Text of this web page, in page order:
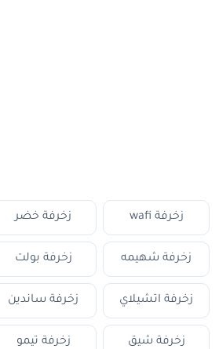
زخرفة wafi زخرفة خضر
زخرفة شهيمه زخرفة بولت
زخرفة اتشيلاي زخرفة ساندين
زخرفة شيق زخرفة تيمو